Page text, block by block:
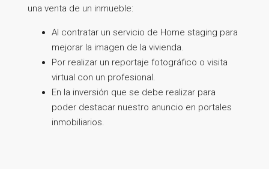
una venta de un inmueble:
Al contratar un servicio de Home staging para
mejorar la imagen de la vivienda.
Por realizar un reportaje fotográfico o visita
virtual con un profesional.
En la inversión que se debe realizar para
poder destacar nuestro anuncio en portales
inmobiliarios.